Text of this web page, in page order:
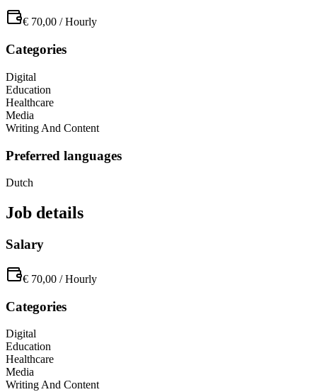
€ 70,00 /Hourly
Categories
Digital
Education
Healthcare
Media
Writing And Content
Preferred languages
Dutch
Job details
Salary
€ 70,00 /Hourly
Categories
Digital
Education
Healthcare
Media
Writing And Content